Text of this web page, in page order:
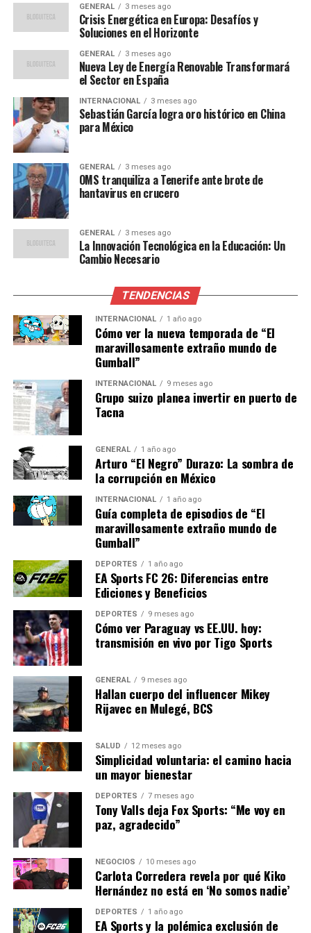
En abril de 2011, Zeta-Jones ingresó en el Silver Hill
Hospital en Connecticut para recibir tratamiento por su
trastorno bipolar. En una declaración a la revista
People, la actriz expresó su deseo de que su experiencia
animara a otros a buscar ayuda.
“Este es un trastorno que
afecta a millones de
personas y yo soy una de
ellas. Si mi revelación ha
animado a alguien a buscar
ayuda, entonces ha valido
la pena”, dijo.
Aunque inicialmente no quería hacer pública su
condición, Zeta-Jones ha utilizado su plataforma para
aumentar la conciencia sobre el trastorno bipolar. En
una entrevista con InStyle, explicó que su mentalidad
británica de mantener la compostura la llevó a no
querer “gritarlo a los cuatro vientos”. Sin embargo, al
compartir su historia, espera que otros sepan que es una
condición manejable.
Entendiendo el trastorno bipolar
tipo II
El trastorno bipolar tipo II es una condición de salud
mental caracterizada por episodios de depresión mayor
y fases de hipomanía. Durante los episodios depresivos,
las personas pueden experimentar una profunda
tristeza, falta de energía y dificultades para
concentrarse, lo que afecta su vida cotidiana.
Expertos en salud mental subrayan la importancia de
buscar tratamiento para manejar los síntomas del
trastorno bipolar. La terapia, junto con el apoyo de
familiares y amigos, puede ser fundamental para quienes
enfrentan esta condición.
Un futuro esperanzador
Gracias a su tratamiento, Catherine Zeta-Jones ha
aprendido a apreciar las pequeñas cosas de la vida, como
pasear o disfrutar de una taza de té en su terraza.
Además, su matrimonio con Michael Douglas ha
demostrado ser un pilar fundamental en su vida,
brindándole el apoyo necesario para superar los
momentos más difíciles.
La historia de Zeta-Jones es un recordatorio de que,
aunque las enfermedades mentales pueden ser
desafiantes, no definen a una persona. Con el
GENERAL 3 meses ago
Crisis Energética en Europa: Desafíos y
Soluciones en el Horizonte
GENERAL 3 meses ago
Nueva Ley de Energía Renovable Transformará
el Sector en España
INTERNACIONAL 3 meses ago
Sebastián García logra oro histórico en China
para México
GENERAL 3 meses ago
OMS tranquiliza a Tenerife ante brote de
hantavirus en crucero
GENERAL 3 meses ago
La Innovación Tecnológica en la Educación: Un
Cambio Necesario
TENDENCIAS
INTERNACIONAL 1 año ago
Cómo ver la nueva temporada de “El
maravillosamente extraño mundo de
Gumball”
INTERNACIONAL 9 meses ago
Grupo suizo planea invertir en puerto de
Tacna
GENERAL 1 año ago
Arturo “El Negro” Durazo: La sombra de
la corrupción en México
INTERNACIONAL 1 año ago
Guía completa de episodios de “El
maravillosamente extraño mundo de
Gumball”
DEPORTES 1 año ago
EA Sports FC 26: Diferencias entre
Ediciones y Beneficios
DEPORTES 9 meses ago
Cómo ver Paraguay vs EE.UU. hoy:
transmisión en vivo por Tigo Sports
GENERAL 9 meses ago
Hallan cuerpo del influencer Mikey
Rijavec en Mulegé, BCS
SALUD 12 meses ago
Simplicidad voluntaria: el camino hacia
un mayor bienestar
DEPORTES 7 meses ago
Tony Valls deja Fox Sports: “Me voy en
paz, agradecido”
NEGOCIOS 10 meses ago
Carlota Corredera revela por qué Kiko
Hernández no está en ‘No somos nadie’
DEPORTES 1 año ago
EA Sports y la polémica exclusión de